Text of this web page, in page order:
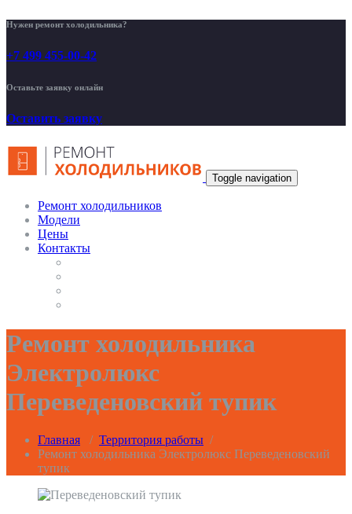
Нужен ремонт холодильника?
+7 499 455-00-42
Оставьте заявку онлайн
Оставить заявку
Toggle navigation
Ремонт холодильников
Модели
Цены
Контакты
Ремонт холодильника
Электролюкс
Переведеновский тупик
Главная / Территория работы /
Ремонт холодильника Электролюкс Переведеновский
тупик